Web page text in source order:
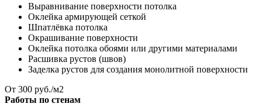
Выравнивание поверхности потолка
Оклейка армирующей сеткой
Шпатлёвка потолка
Окрашивание поверхности
Оклейка потолка обоями или другими материалами
Расшивка рустов (швов)
Заделка рустов для создания монолитной поверхности
От 300 руб./м2
Работы по стенам